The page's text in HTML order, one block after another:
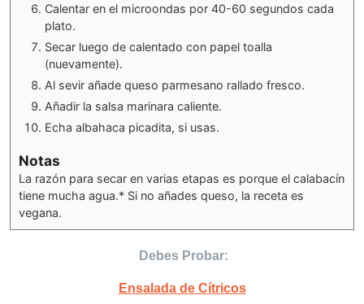
Calentar en el microondas por 40-60 segundos cada
plato.
Secar luego de calentado con papel toalla
(nuevamente).
Al sevir añade queso parmesano rallado fresco.
Añadir la salsa marinara caliente.
Echa albahaca picadita, si usas.
Notas
La razón para secar en varias etapas es porque el calabacín
tiene mucha agua.* Si no añades queso, la receta es
vegana.
Debes Probar:
Ensalada de Cítricos